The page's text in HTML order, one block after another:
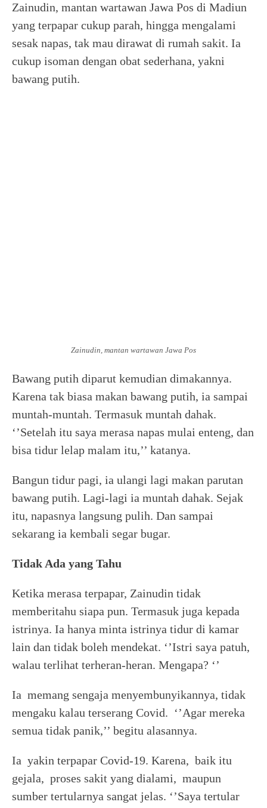
Zainudin, mantan wartawan Jawa Pos di Madiun
yang terpapar cukup parah, hingga mengalami
sesak napas, tak mau dirawat di rumah sakit. Ia
cukup isoman dengan obat sederhana, yakni
bawang putih.
Zainudin, mantan wartawan Jawa Pos
Bawang putih diparut kemudian dimakannya.
Karena tak biasa makan bawang putih, ia sampai
muntah-muntah. Termasuk muntah dahak.
‘’Setelah itu saya merasa napas mulai enteng, dan
bisa tidur lelap malam itu,’’ katanya.
Bangun tidur pagi, ia ulangi lagi makan parutan
bawang putih. Lagi-lagi ia muntah dahak. Sejak
itu, napasnya langsung pulih. Dan sampai
sekarang ia kembali segar bugar.
Tidak Ada yang Tahu
Ketika merasa terpapar, Zainudin tidak
memberitahu siapa pun. Termasuk juga kepada
istrinya. Ia hanya minta istrinya tidur di kamar
lain dan tidak boleh mendekat. ‘’Istri saya patuh,
walau terlihat terheran-heran. Mengapa? ‘’
Ia memang sengaja menyembunyikannya, tidak
mengaku kalau terserang Covid. ‘’Agar mereka
semua tidak panik,’’ begitu alasannya.
Ia yakin terpapar Covid-19. Karena, baik itu
gejala, proses sakit yang dialami, maupun
sumber tertularnya sangat jelas. ‘’Saya tertular